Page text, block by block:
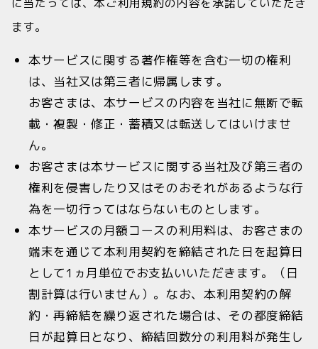
ます。
本サービスに関する著作権等を含む一切の権利
は、当社又は第三者に帰属します。
お客さまは、本サービスの内容を当社に無断で転
載・複製・修正・蓄積又は転送してはいけませ
ん。
お客さまは本サービスに関する当社及び第三者の
権利を侵害したり又はそのおそれがあるような行
為を一切行ってはならないものとします。
本サービスの月額コースの利用料は、お客さまの
端末を通じて本利用契約を締結された日を起算日
として1ヵ月単位でお支払いいただきます。（日
割計算は行いません）。なお、本利用契約の解
約・再締結を繰り返された場合は、その都度締結
日が起算日となり、締結回数分の利用料が発生し